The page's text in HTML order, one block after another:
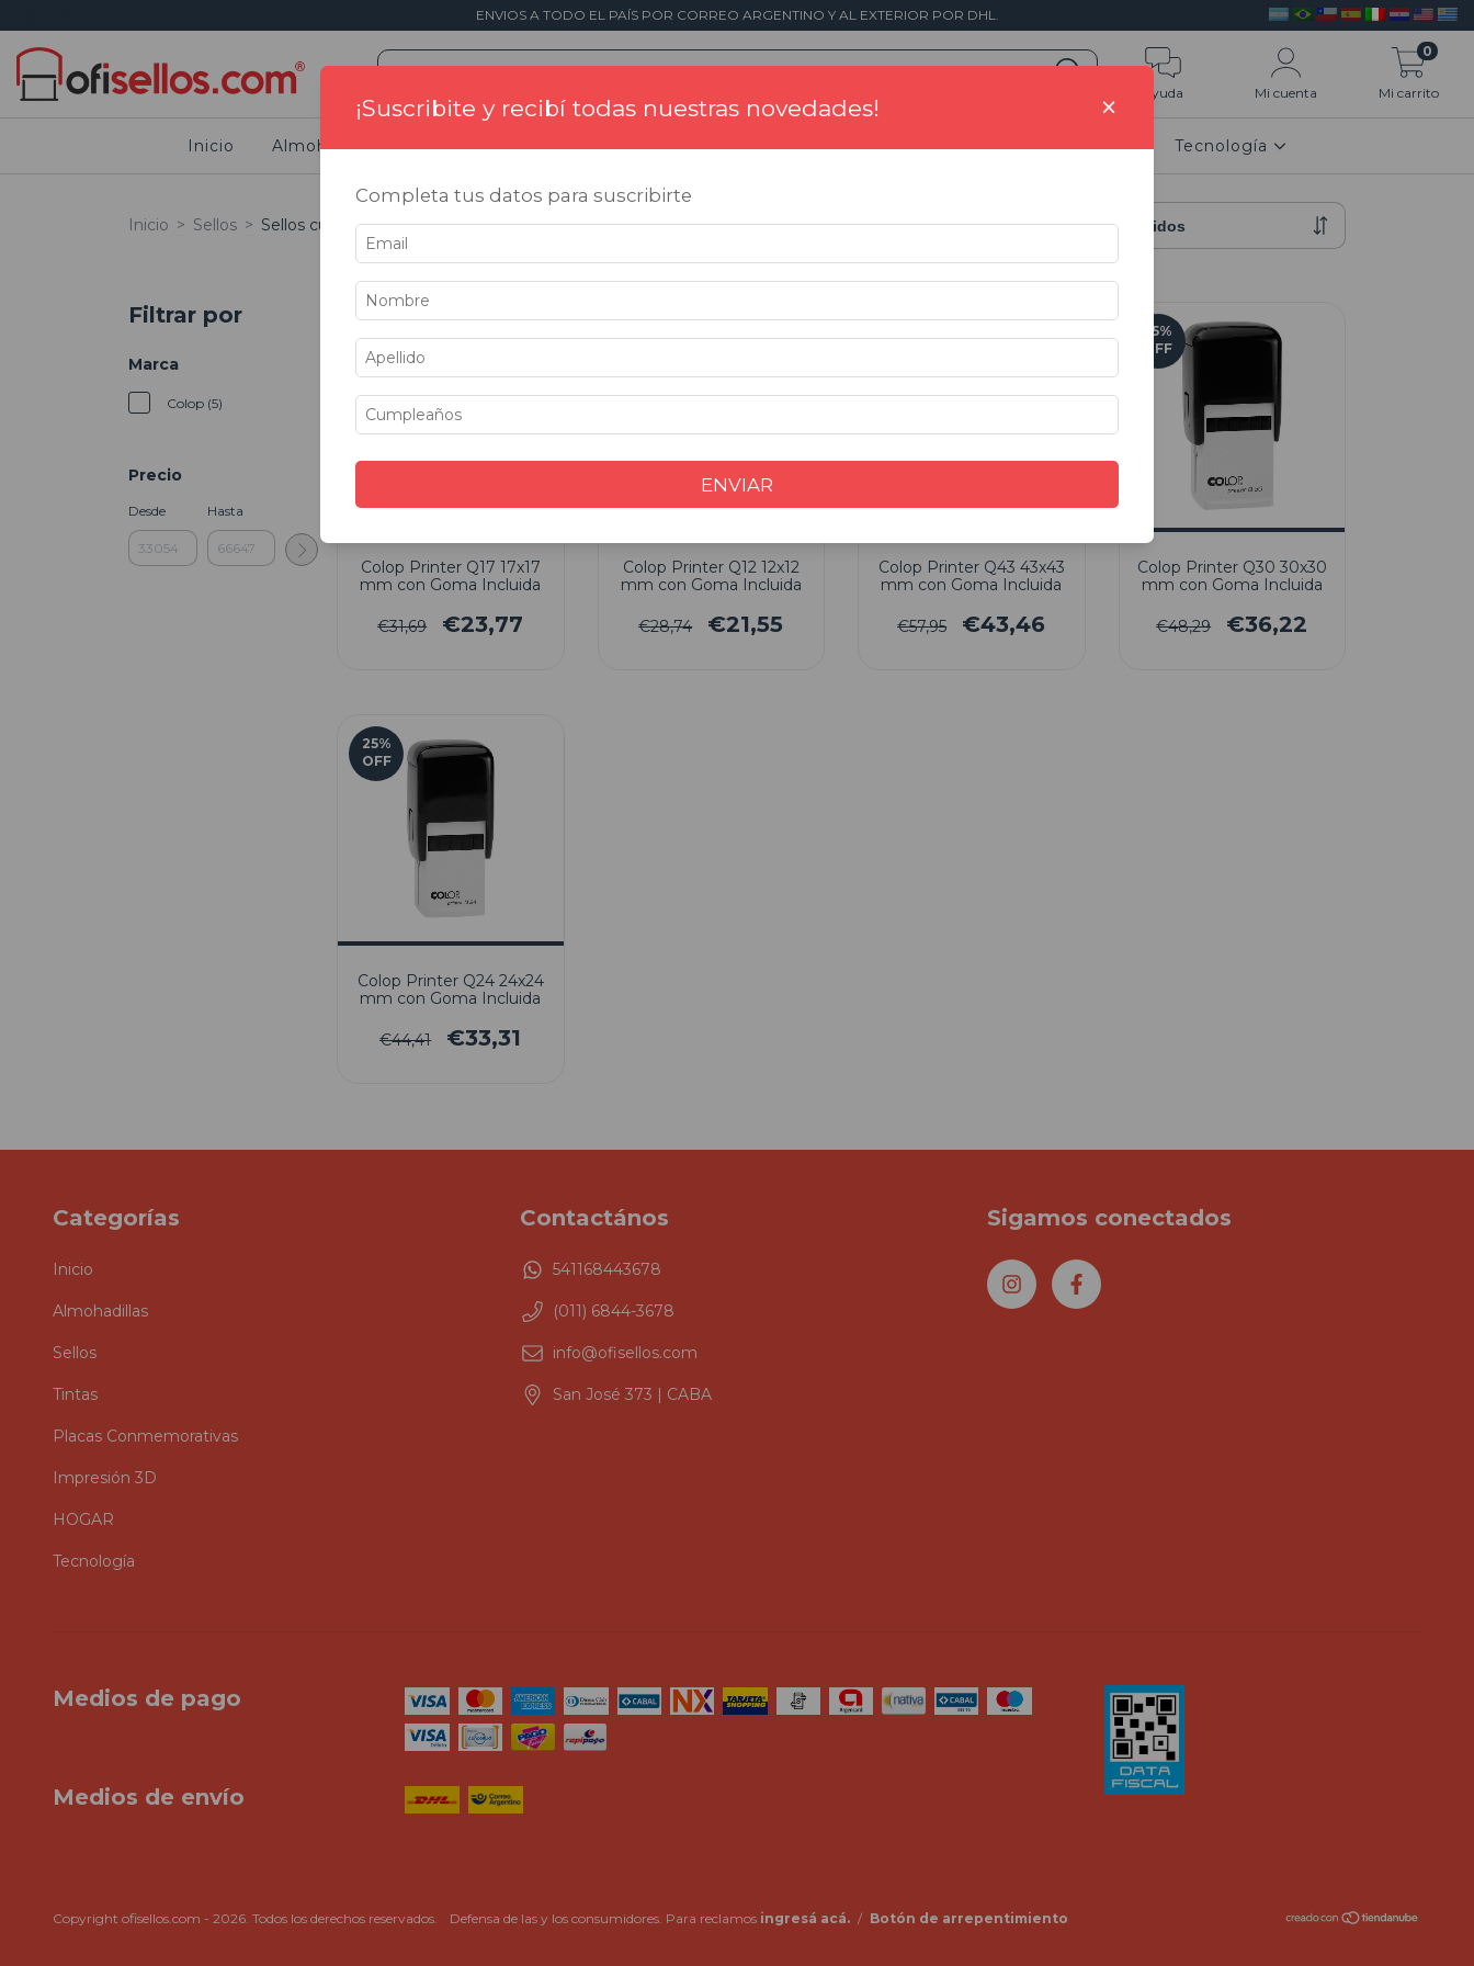
ENVIOS A TODO EL PAÍS POR CORREO ARGENTINO Y AL EXTERIOR POR DHL.
Ayuda Mi cuenta Mi carrito
0
Inicio Almohadillas Sellos Tintas Placas Conmemorativas Impresión 3D HOGAR Tecnología
Inicio > Sellos > Sellos cuadrados
Filtrar por
Marca
Colop (5)
Precio
Desde Hasta
OFF
Colop Printer Q17 17x17
mm con Goma Incluida
€31,69 €23,77
Colop Printer Q12 12x12
mm con Goma Incluida
€28,74 €21,55
Colop Printer Q43 43x43
mm con Goma Incluida
€57,95 €43,46
25%
OFF
Colop Printer Q30 30x30
mm con Goma Incluida
€48,29 €36,22
25%
OFF
Colop Printer Q24 24x24
mm con Goma Incluida
€44,41 €33,31
Categorías
Inicio
Almohadillas
Sellos
Tintas
Placas Conmemorativas
Impresión 3D
HOGAR
Tecnología
Contactános
541168443678
(011) 6844-3678
info@ofisellos.com
San José 373 | CABA
Sigamos conectados
Medios de pago
Medios de envío
Copyright ofisellos.com - 2026. Todos los derechos reservados. Defensa de las y los consumidores. Para reclamos ingresá acá. / Botón de arrepentimiento
¡Suscribite y recibí todas nuestras novedades! ×
Completa tus datos para suscribirte
ENVIAR